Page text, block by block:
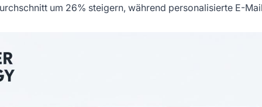
um 26% steigern, während personalisierte E-